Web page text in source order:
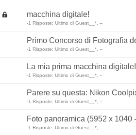
macchina digitale!
-1 Risposte: Ultimo di Guest__*, --
Primo Concorso di Fotografia
-1 Risposte: Ultimo di Guest__*, --
La mia prima macchina
-1 Risposte: Ultimo di Guest__*, --
Parere su questa: Nikon
-1 Risposte: Ultimo di Guest__*, --
Foto panoramica (5952 x 1040
-1 Risposte: Ultimo di Guest__*, --